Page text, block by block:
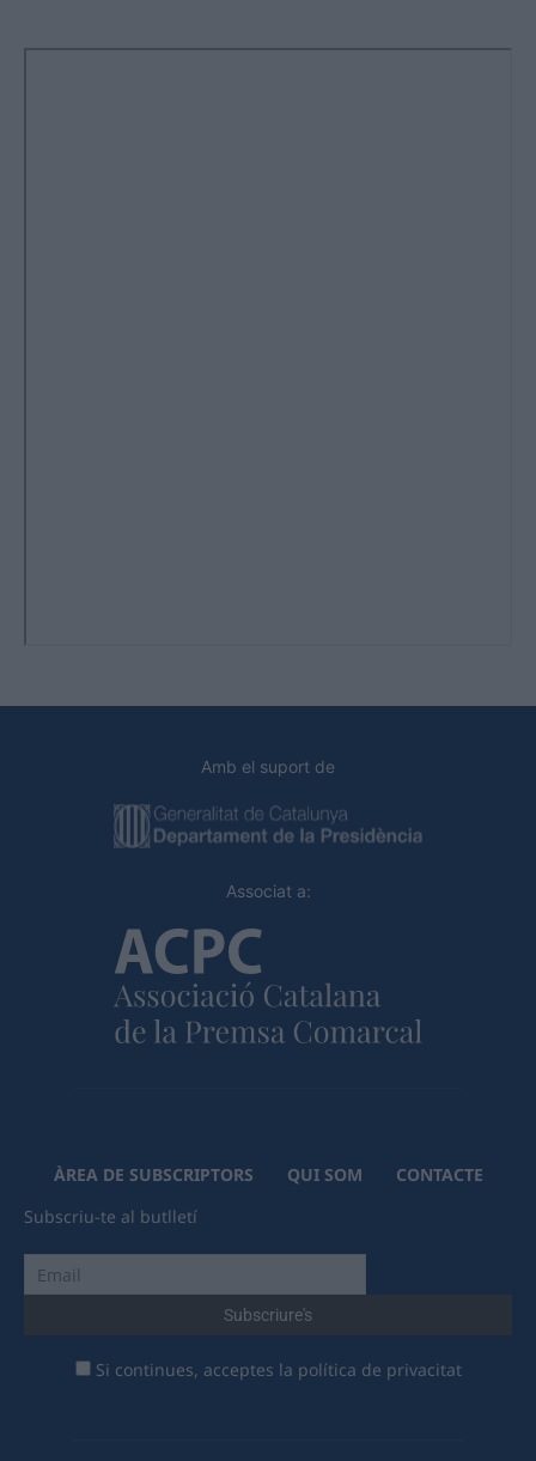
Amb el suport de
Associat a:
ÀREA DE SUBSCRIPTORS QUI SOM
CONTACTE
Subscriu-te al butlletí
Si continues, acceptes la política de privacitat